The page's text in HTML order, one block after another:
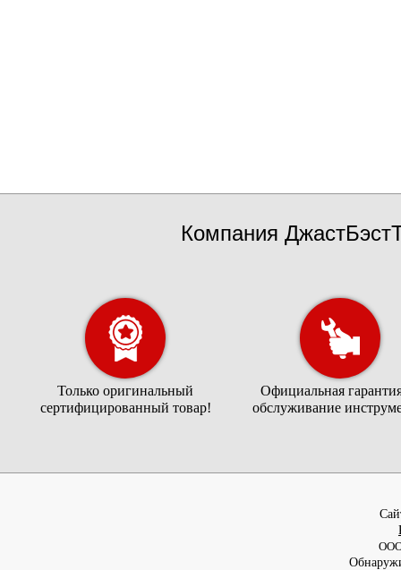
Компания
Только оригинальный
сертифицированный товар!
Официальная
обслуживание
ООО